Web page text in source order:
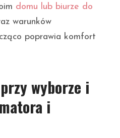
domu lub biurze do
warunków
poprawia komfort
wyborze i
i